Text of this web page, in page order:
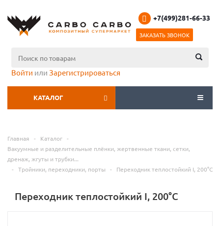
Войти или Зарегистрироваться
+7(499)281-66-33
ЗАКАЗАТЬ ЗВОНОК
МЕНЮКАТАЛОГ
Главная - Каталог -
Вакуумные и разделительные плёнки, жертвенные ткани, сетки,
дренаж, жгуты и трубки...
-
Тройники, переходники, порты - Переходник теплостойкий I, 200°С
Переходник теплостойкий I, 200°С